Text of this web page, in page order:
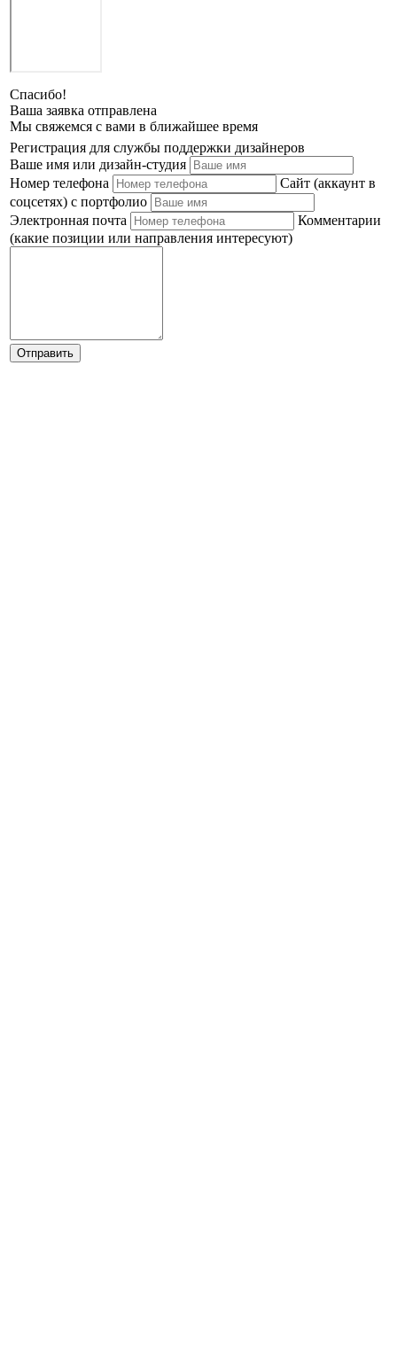
Спасибо!
Ваша заявка отправлена
Мы свяжемся с вами в ближайшее время
Регистрация для службы поддержки дизайнеров
Ваше имя или дизайн-студия
Номер телефона
Сайт (аккаунт в
соцсетях) с портфолио
Электронная почта
Комментарии
(какие позиции или направления интересуют)
Отправить